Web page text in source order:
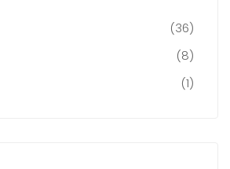
(36)
(8)
(1)